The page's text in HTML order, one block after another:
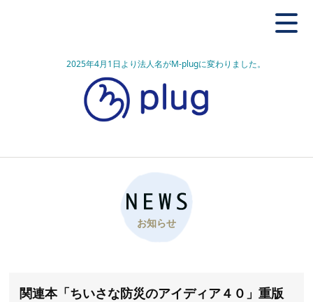
2025年4月1日より法人名がM-plugに変わりました。
お知らせ
関連本「ちいさな防災のアイディア４０」重版